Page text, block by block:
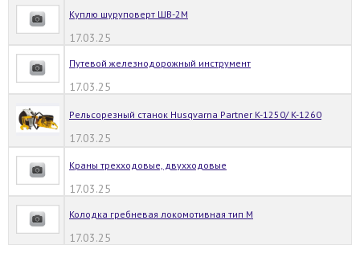
Куплю шуруповерт ШВ-2М
17.03.25
Путевой железнодорожный инструмент
17.03.25
Рельсорезный станок Husqvarna Partner K-1250/ K-1260
17.03.25
Краны трехходовые, двухходовые
17.03.25
Колодка гребневая локомотивная тип М
17.03.25